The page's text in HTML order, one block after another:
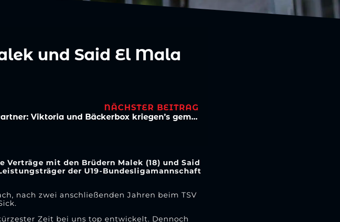
und Said El Mala
NÄCHSTER BEITRAG
Neuer Partner: Viktoria und Bäckerbox kriegen’s gemeinsam gebacken!
mit den Brüdern Malek (18) und Said
der U19-Bundesligamannschaft
nach zwei anschließenden Jahren beim TSV
Zeit bei uns top entwickelt. Dennoch